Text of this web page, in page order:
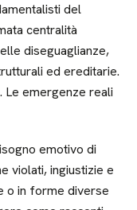
del
centralità
diseguaglianze,
ed ereditarie.
Le emergenze reali
emotivo di
violati, ingiustizie e
o in forme diverse